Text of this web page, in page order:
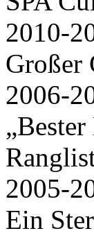
2010-
Großer
2006-
2005-
Ein